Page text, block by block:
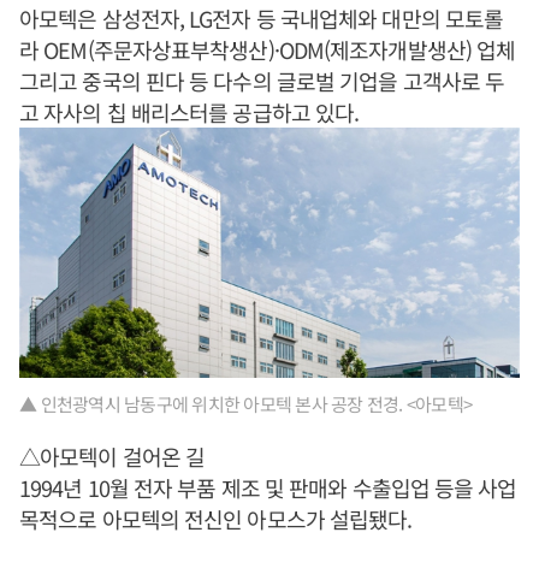
아모텍은 삼성전자, LG전자 등 국내업체와 대만의 모토롤
라 OEM(주문자상표부착생산)·ODM(제조자개발생산) 업체
그리고 중국의 핀다 등 다수의 글로벌 기업을 고객사로 두
고 자사의 칩 배리스터를 공급하고 있다.
▲ 인천광역시 남동구에 위치한 아모텍 본사 공장 전경. <아모텍>
△아모텍이 걸어온 길
1994년 10월 전자 부품 제조 및 판매와 수출입업 등을 사업
목적으로 아모텍의 전신인 아모스가 설립됐다.